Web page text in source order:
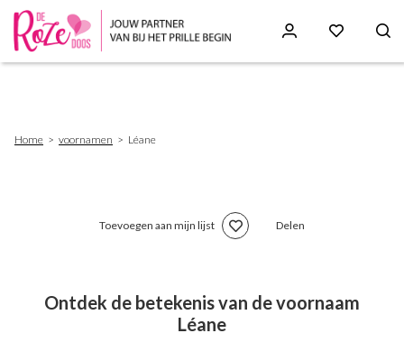
Home voornamen Léane
Toevoegen aan mijn lijst Delen
Ontdek de betekenis van de voornaam
Léane